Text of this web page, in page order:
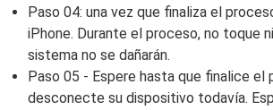
Paso 04: una vez que finaliza el
iPhone. Durante el proceso, no toque
sistema no se dañarán.
Paso 05 - Espere hasta que finalice el
desconecte su dispositivo todavía.